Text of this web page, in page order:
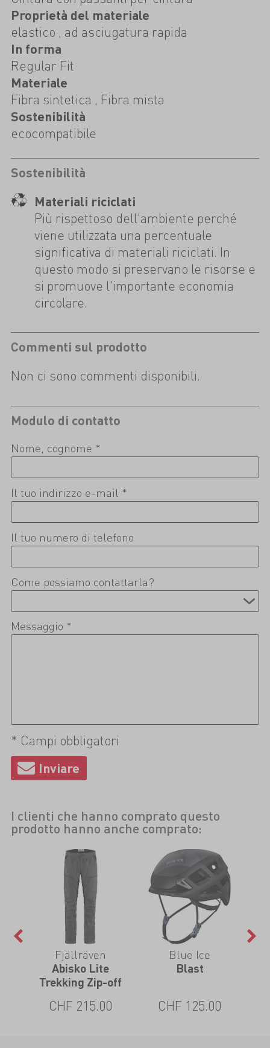
Proprietà del materiale
elastico , ad asciugatura rapida
In forma
Regular Fit
Materiale
Fibra sintetica , Fibra mista
Sostenibilità
ecocompatibile
Sostenibilità
Materiali riciclati
Più rispettoso dell'ambiente perché
viene utilizzata una percentuale
significativa di materiali riciclati. In
questo modo si preservano le risorse e
si promuove l'importante economia
circolare.
Commenti sul prodotto
Non ci sono commenti disponibili.
Modulo di contatto
Nome, cognome *
Il tuo indirizzo e-mail *
Il tuo numero di telefono
Come possiamo contattarla?
Messaggio *
* Campi obbligatori
I clienti che hanno comprato questo
prodotto hanno anche comprato:
Fjällräven
Abisko Lite
Trekking Zip-off
CHF 215.00
Blue Ice
Blast
CHF 125.00